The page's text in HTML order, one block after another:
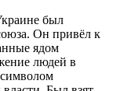
был
Он привёл к
ядом
людей в